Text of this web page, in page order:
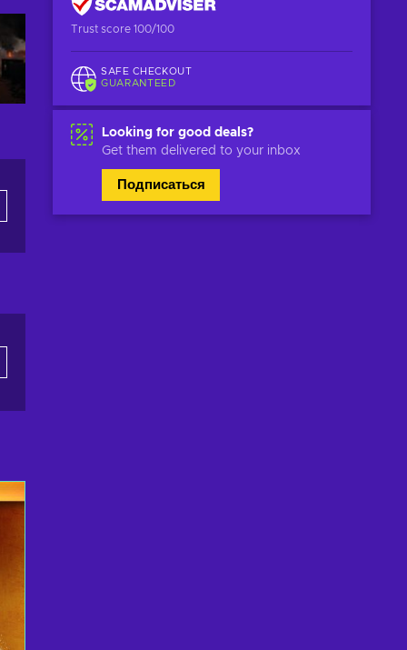
Trust score 100/100
SAFE CHECKOUT
GUARANTEED
Looking for good deals?
Get them delivered to your inbox
Подписаться